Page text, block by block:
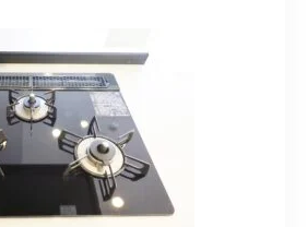
よくある質問
ブログ
アクセス